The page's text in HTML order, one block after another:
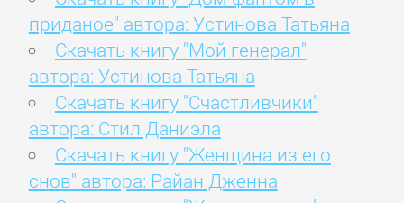
приданое" автора: Устинова Татьяна
Скачать книгу "Мой генерал"
автора: Устинова Татьяна
Скачать книгу "Счастливчики"
автора: Стил Даниэла
Скачать книгу "Женщина из его
снов" автора: Райан Дженна